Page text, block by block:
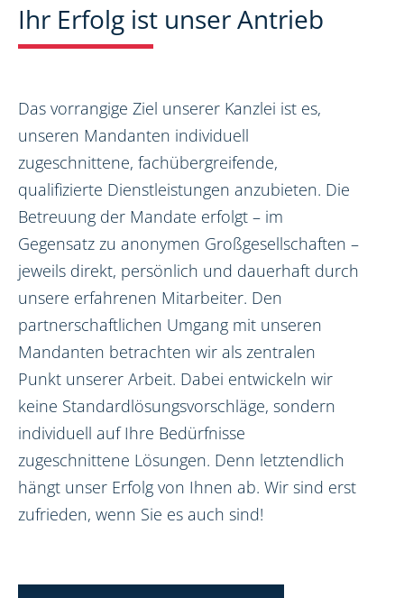
Ihr Erfolg ist unser Antrieb
Das vorrangige Ziel unserer Kanzlei ist es,
unseren Mandanten individuell
zugeschnittene, fachübergreifende,
qualifizierte Dienstleistungen anzubieten. Die
Betreuung der Mandate erfolgt – im
Gegensatz zu anonymen Großgesellschaften –
jeweils direkt, persönlich und dauerhaft durch
unsere erfahrenen Mitarbeiter. Den
partnerschaftlichen Umgang mit unseren
Mandanten betrachten wir als zentralen
Punkt unserer Arbeit. Dabei entwickeln wir
keine Standardlösungsvorschläge, sondern
individuell auf Ihre Bedürfnisse
zugeschnittene Lösungen. Denn letztendlich
hängt unser Erfolg von Ihnen ab. Wir sind erst
zufrieden, wenn Sie es auch sind!